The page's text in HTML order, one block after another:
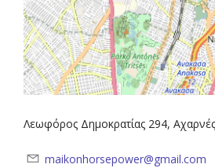
Λεωφόρος Δημοκρατίας 294,
maikonhorsepower@gmail.com